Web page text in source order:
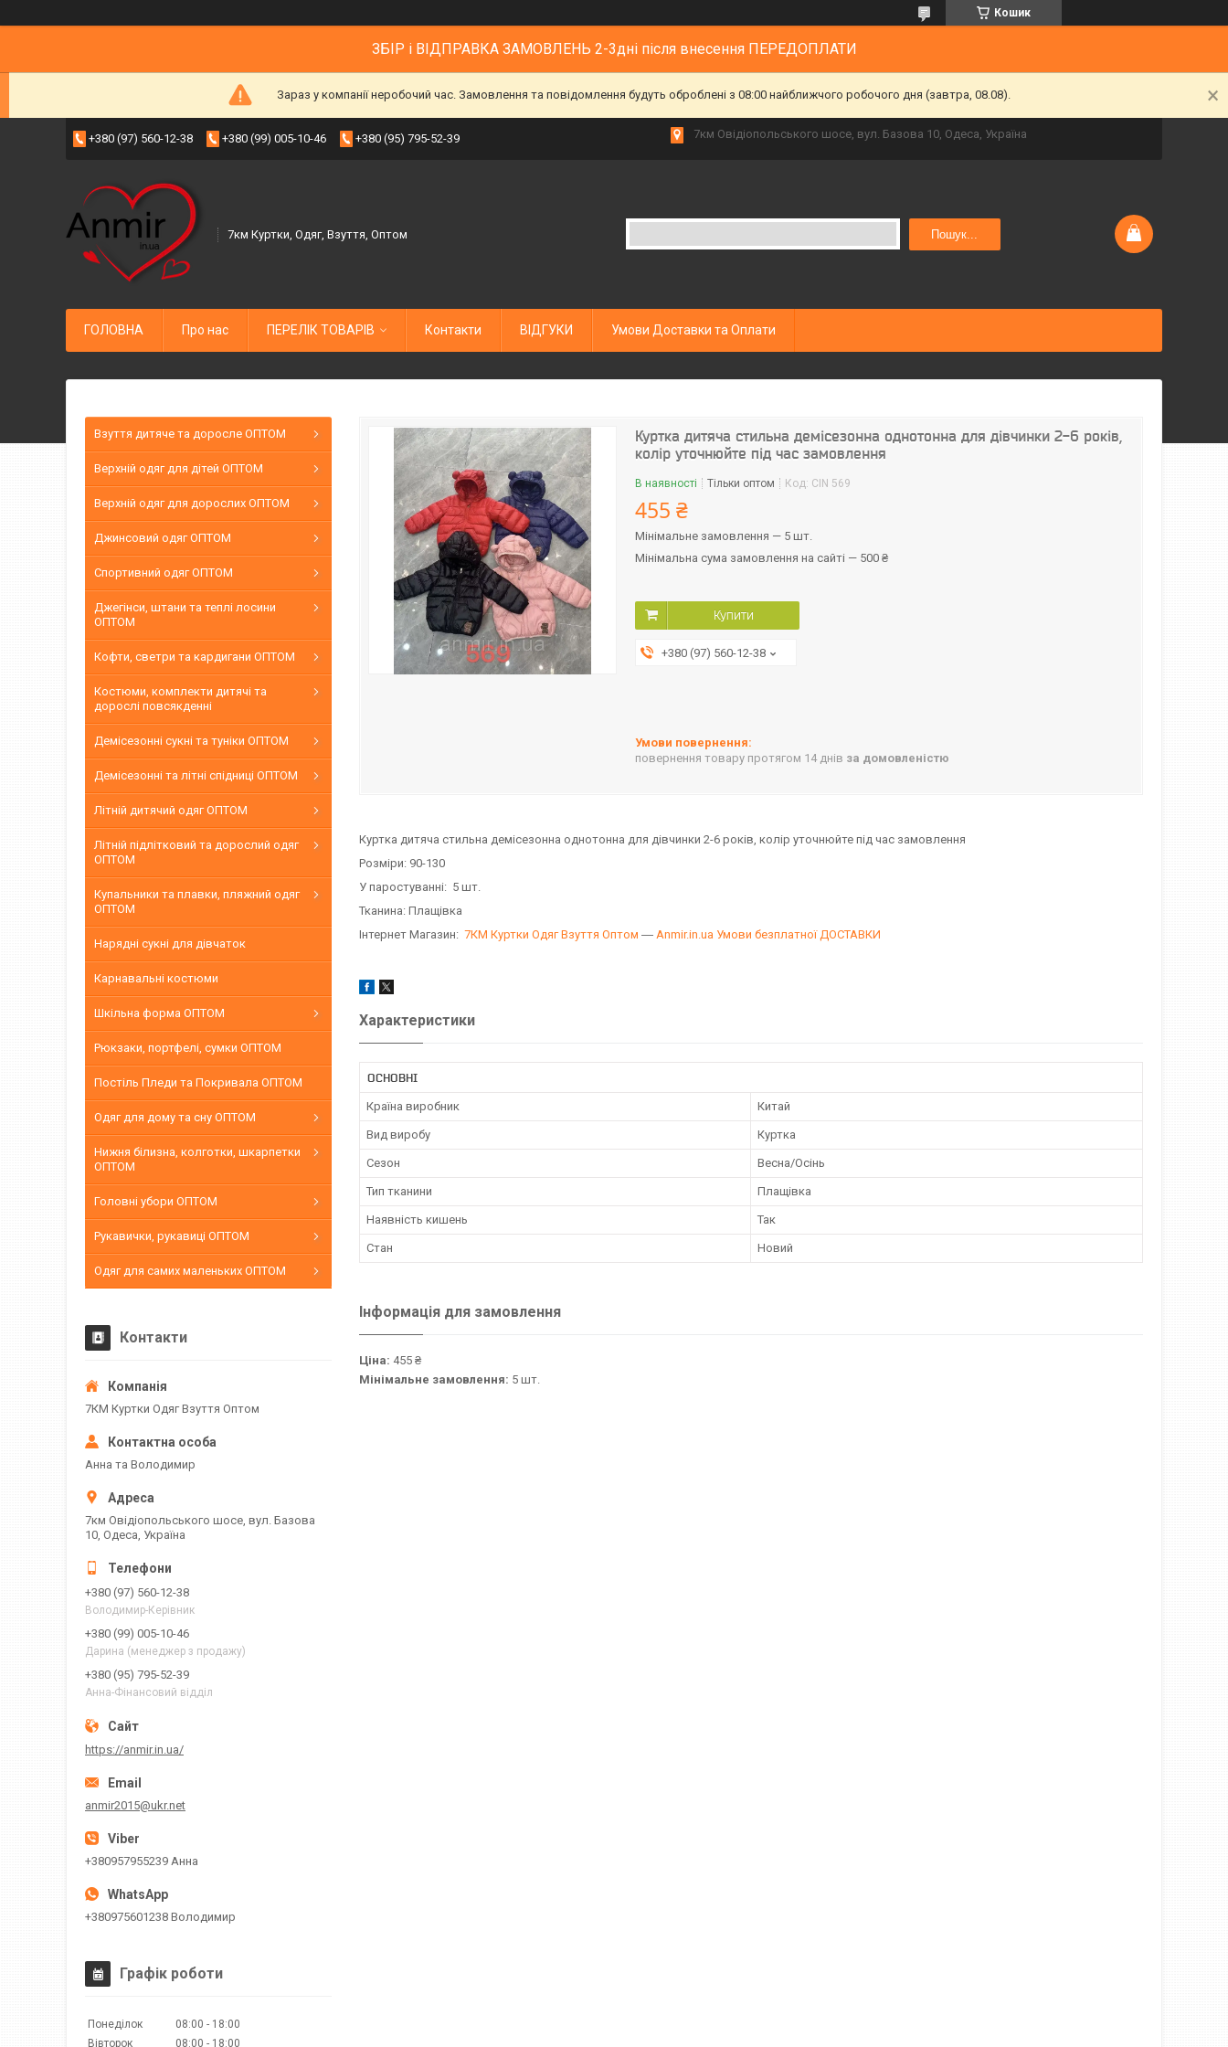
Кошик
ЗБІР і ВІДПРАВКА ЗАМОВЛЕНЬ 2-3дні після внесення ПЕРЕДОПЛАТИ
Зараз у компанії неробочий час. Замовлення та повідомлення будуть оброблені з 08:00 найближчого робочого дня (завтра, 08.08).
+380 (97) 560-12-38 +380 (99) 005-10-46 +380 (95) 795-52-39 7км Овідіопольського шосе, вул. Базова 10, Одеса, Україна
7км Куртки, Одяг, Взуття, Оптом Пошук...
ГОЛОВНА Про нас ПЕРЕЛІК ТОВАРІВ Контакти ВІДГУКИ Умови Доставки та Оплати
Куртка дитяча стильна демісезонна однотонна для дівчинки 2-6 років,
колір уточнюйте під час замовлення
В наявності Тільки оптом Код: CIN 569
455 ₴
Мінімальне замовлення — 5 шт.
Мінімальна сума замовлення на сайті — 500 ₴
Купити
+380 (97) 560-12-38
повернення товару протягом 14 днів за домовленістю
Куртка дитяча стильна демісезонна однотонна для дівчинки 2-6 років, колір уточнюйте під час замовлення
Розміри: 90-130
У паростуванні: 5 шт.
Тканина: Плащівка
Інтернет Магазин: 7КМ Куртки Одяг Взуття Оптом ― Anmir.in.ua Умови безплатної ДОСТАВКИ
Характеристики
ОСНОВНІ
Країна виробник Китай
Вид виробу Куртка
Сезон Весна/Осінь
Тип тканини Плащівка
Наявність кишень Так
Стан Новий
Інформація для замовлення
Ціна: 455 ₴
Мінімальне замовлення: 5 шт.
Взуття дитяче та доросле ОПТОМ
Верхній одяг для дітей ОПТОМ
Верхній одяг для дорослих ОПТОМ
Джинсовий одяг ОПТОМ
Спортивний одяг ОПТОМ
Джегінси, штани та теплі лосини
ОПТОМ
Кофти, светри та кардигани ОПТОМ
Костюми, комплекти дитячі та
дорослі повсякденні
Демісезонні сукні та туніки ОПТОМ
Демісезонні та літні спідниці ОПТОМ
Літній дитячий одяг ОПТОМ
Літній підлітковий та дорослий одяг
ОПТОМ
Купальники та плавки, пляжний одяг
ОПТОМ
Нарядні сукні для дівчаток
Карнавальні костюми
Шкільна форма ОПТОМ
Рюкзаки, портфелі, сумки ОПТОМ
Постіль Пледи та Покривала ОПТОМ
Одяг для дому та сну ОПТОМ
Нижня білизна, колготки, шкарпетки
ОПТОМ
Головні убори ОПТОМ
Рукавички, рукавиці ОПТОМ
Одяг для самих маленьких ОПТОМ
Контакти
7КМ Куртки Одяг Взуття Оптом
Анна та Володимир
7км Овідіопольського шосе, вул. Базова
10, Одеса, Україна
+380 (97) 560-12-38
Володимир-Керівник
+380 (99) 005-10-46
Дарина (менеджер з продажу)
+380 (95) 795-52-39
Анна-Фінансовий відділ
https://anmir.in.ua/
anmir2015@ukr.net
+380957955239 Анна
+380975601238 Володимир
Графік роботи
Понеділок 08:00
18:00
Вівторок
08:00 18:00